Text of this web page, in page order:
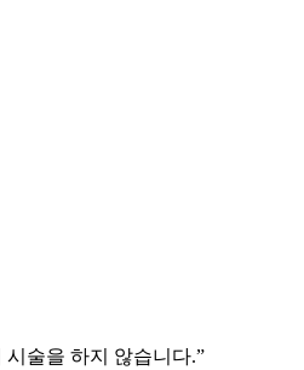
시술을 하지 않습니다.”